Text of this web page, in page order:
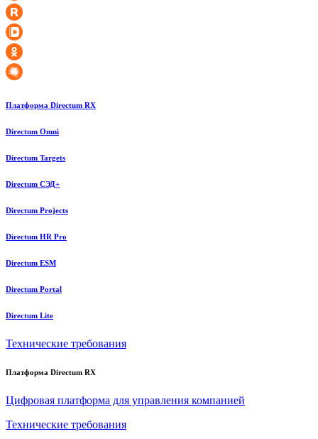
Платформа Directum RX
Directum Omni
Directum Targets
Directum СЭД+
Directum Projects
Directum HR Pro
Directum ESM
Directum Portal
Directum Lite
Технические требования
Платформа Directum RX
Цифровая платформа для управления компанией
Технические требования